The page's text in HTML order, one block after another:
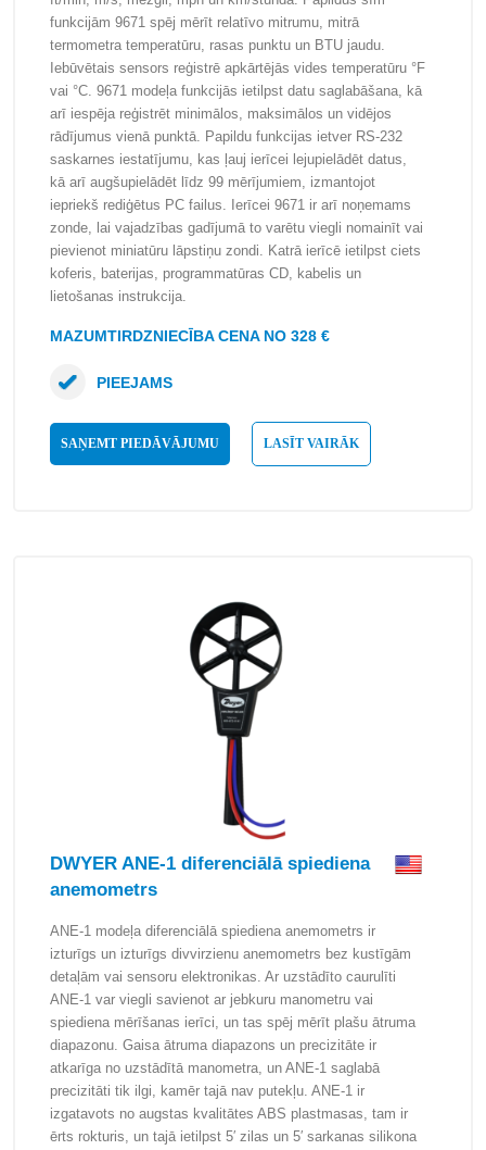
funkcijām 9671 spēj mērīt relatīvo mitrumu, mitrā
termometra temperatūru, rasas punktu un BTU jaudu.
Iebūvētais sensors reģistrē apkārtējās vides temperatūru °F
vai °C. 9671 modeļa funkcijās ietilpst datu saglabāšana, kā
arī iespēja reģistrēt minimālos, maksimālos un vidējos
rādījumus vienā punktā. Papildu funkcijas ietver RS-232
saskarnes iestatījumu, kas ļauj ierīcei lejupielādēt datus,
kā arī augšupielādēt līdz 99 mērījumiem, izmantojot
iepriekš rediģētus PC failus. Ierīcei 9671 ir arī noņemams
zonde, lai vajadzības gadījumā to varētu viegli nomainīt vai
pievienot miniatūru lāpstiņu zondi. Katrā ierīcē ietilpst ciets
koferis, baterijas, programmatūras CD, kabelis un
lietošanas instrukcija.
MAZUMTIRDZNIECĪBA CENA NO 328 €
SAŅEMT PIEDĀVĀJUMU LASĪT VAIRĀK
PIEEJAMS
DWYER ANE-1 diferenciālā spiediena
anemometrs
ANE-1 modeļa diferenciālā spiediena anemometrs ir
izturīgs un izturīgs divvirzienu anemometrs bez kustīgām
detaļām vai sensoru elektronikas. Ar uzstādīto caurulīti
ANE-1 var viegli savienot ar jebkuru manometru vai
spiediena mērīšanas ierīci, un tas spēj mērīt plašu ātruma
diapazonu. Gaisa ātruma diapazons un precizitāte ir
atkarīga no uzstādītā manometra, un ANE-1 saglabā
precizitāti tik ilgi, kamēr tajā nav putekļu. ANE-1 ir
izgatavots no augstas kvalitātes ABS plastmasas, tam ir
ērts rokturis, un tajā ietilpst 5′ zilas un 5′ sarkanas silikona